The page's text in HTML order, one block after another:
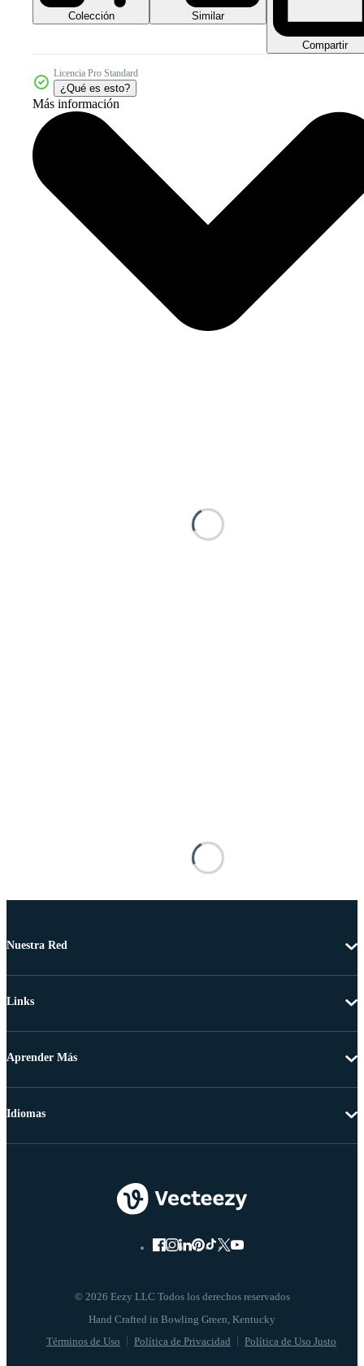
Colección Similar
Compartir
Licencia Pro Standard
¿Qué es esto?
Más información
Nuestra Red
Links
Aprender Más
© 2026 Eezy LLC Todos los derechos reservados
Términos de Uso Política de Privacidad Política de Uso Justo
Idiomas